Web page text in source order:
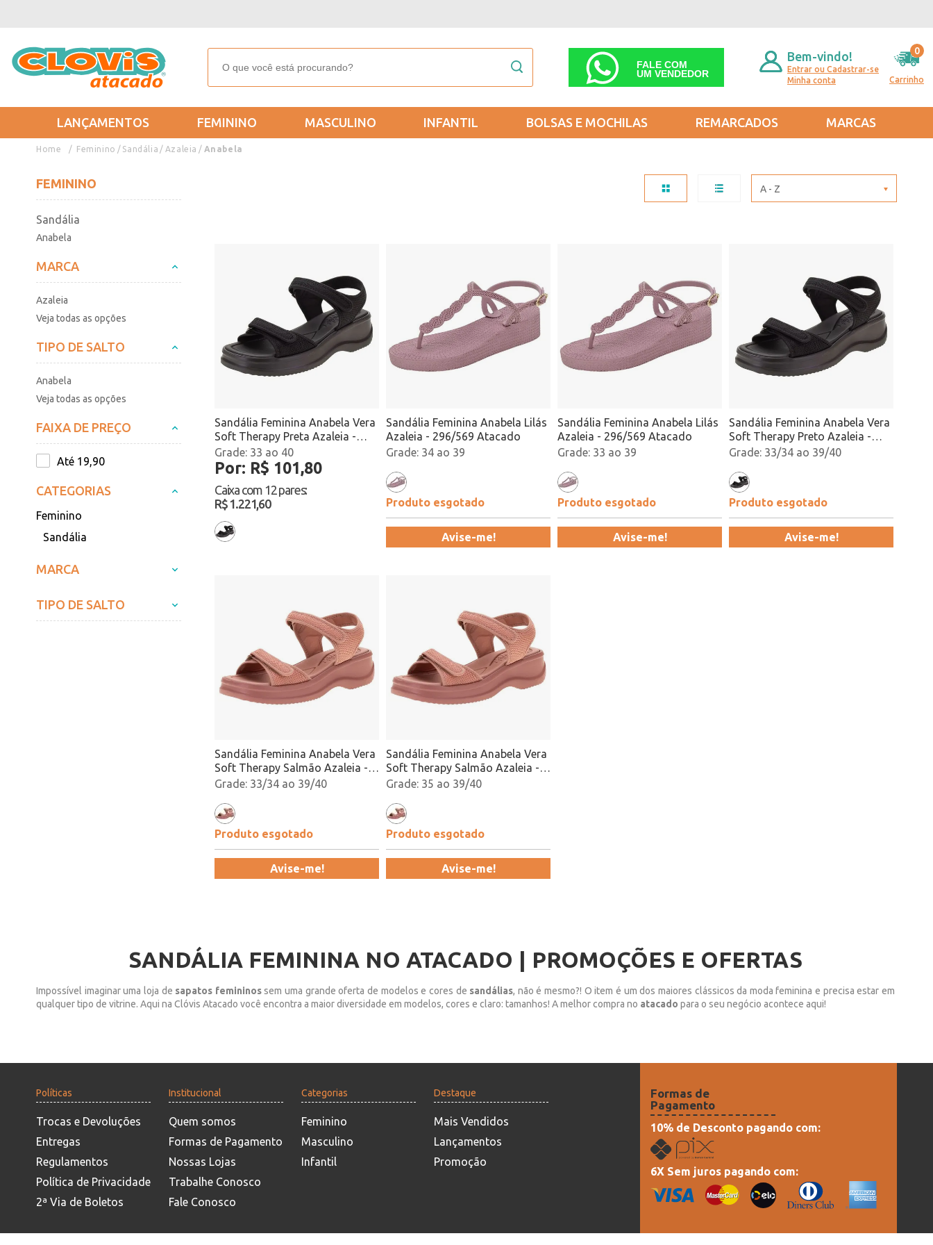
FALE COM
UM VENDEDOR
Bem-vindo!
Entrar ou Cadastrar-se
Minha conta
Carrinho
0
LANÇAMENTOS FEMININO MASCULINO INFANTIL BOLSAS E MOCHILAS REMARCADOS MARCAS
Feminino Sandália Azaleia Anabela
FEMININO
Sandália
Anabela
MARCA
Azaleia
Veja todas as opções
TIPO DE SALTO
Anabela
Veja todas as opções
FAIXA DE PREÇO
Até 19,90
CATEGORIAS
Feminino
Sandália
MARCA
TIPO DE SALTO
A - Z
Sandália Feminina Anabela Vera
Soft Therapy Preta Azaleia -
18451 Atacado
33 ao 40
Por: R$ 101,80
Caixa com 12 pares:
R$ 1.221,60
Sandália Feminina Anabela Lilás
Azaleia - 296/569 Atacado
34 ao 39
Produto esgotado
Avise-me!
Sandália Feminina Anabela Lilás
Azaleia - 296/569 Atacado
33 ao 39
Produto esgotado
Avise-me!
Sandália Feminina Anabela Vera
Soft Therapy Preto Azaleia -
18451 Atacado
33/34 ao 39/40
Produto esgotado
Avise-me!
Sandália Feminina Anabela Vera
Soft Therapy Salmão Azaleia -
18451 Atacado
33/34 ao 39/40
Produto esgotado
Avise-me!
Sandália Feminina Anabela Vera
Soft Therapy Salmão Azaleia -
18451 Atacado
35 ao 39/40
Produto esgotado
Avise-me!
SANDÁLIA FEMININA NO ATACADO | PROMOÇÕES E OFERTAS
Impossível imaginar uma loja de sapatos femininossem uma grande oferta de modelos e cores de sandálias, não é mesmo?! O item é um dos maiores clássicos da moda feminina e precisa estar em
qualquer tipo de vitrine. Aqui na Clóvis Atacado você encontra a maior diversidade em modelos, cores e claro: tamanhos! A melhor compra no atacado para o seu negócio acontece aqui!
Políticas
Trocas e Devoluções
Entregas
Regulamentos
Política de Privacidade
2ª Via de Boletos
Institucional
Quem somos
Formas de Pagamento
Nossas Lojas
Trabalhe Conosco
Fale Conosco
Categorias
Feminino
Masculino
Infantil
Destaque
Mais Vendidos
Lançamentos
Promoção
Formas de
Pagamento
10% de Desconto pagando com:
6X Sem juros pagando com: